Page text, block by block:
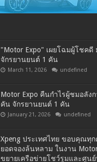
"Motor Expo" เผยโฉมผู้โชค
จักรยานยนต์ 1 คัน
March 11, 2026 undefined
Motor Expo คืนกำไรผู้ชมอลัง
คัน จักรยานยนต์ 1 คัน
January 21, 2026 undefined
Xpeng ประเทศไทย ขอบคุณทุก
ยอดจองล้นหลาม ในงาน
ขยายเครือข่ายโชว์รูมและศูน